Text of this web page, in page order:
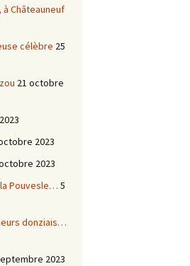
à Châteauneuf
célèbre 25
21 octobre
2023
2023
Pouvesle… 5
donziais…
2023